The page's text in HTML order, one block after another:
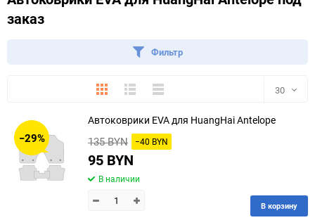
заказ
Фильтр
ПлиткаПодробноКомпактно 30
30
150
−29%
Автоковрики EVA для HuangHai Antelope
135 BYN −40 BYN
95 BYN
В наличии
В корзину